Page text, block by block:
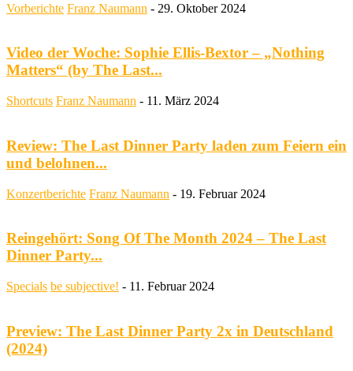
Vorberichte Franz Naumann - 29. Oktober 2024
Video der Woche: Sophie Ellis-Bextor – „Nothing
Matters“ (by The Last...
Shortcuts Franz Naumann - 11. März 2024
Review: The Last Dinner Party laden zum Feiern ein
und belohnen...
Konzertberichte Franz Naumann - 19. Februar 2024
Reingehört: Song Of The Month 2024 – The Last
Dinner Party...
Specials be subjective! - 11. Februar 2024
Preview: The Last Dinner Party 2x in Deutschland
(2024)